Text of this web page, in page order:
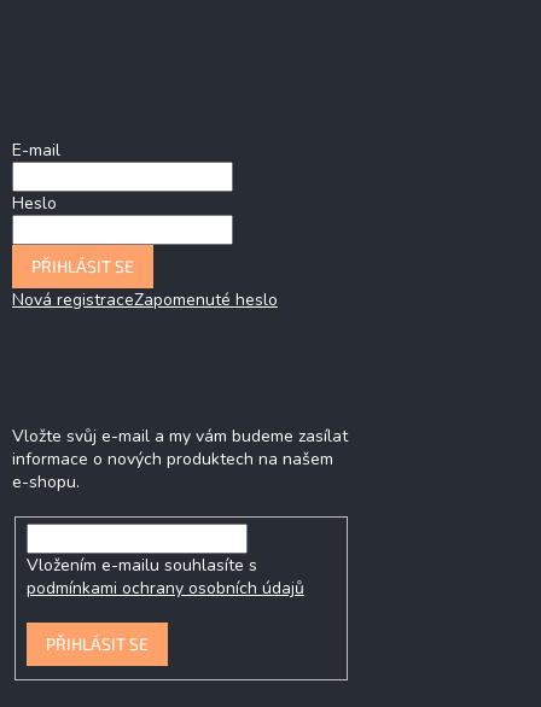
E-mail
Heslo
PŘIHLÁSIT SE
Nová registraceZapomenuté heslo
Vložte svůj e-mail a my vám budeme zasílat
informace o nových produktech na našem
e-shopu.
Vložením e-mailu souhlasíte s
podmínkami ochrany osobních údajů
PŘIHLÁSIT SE